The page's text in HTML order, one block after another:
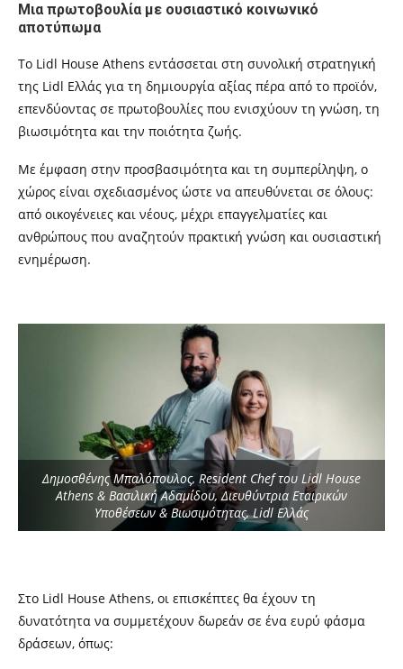
Μια πρωτοβουλία με ουσιαστικό κοινωνικό
αποτύπωμα
Το Lidl House Athens εντάσσεται στη συνολική στρατηγική
της Lidl Ελλάς για τη δημιουργία αξίας πέρα από το προϊόν,
επενδύοντας σε πρωτοβουλίες που ενισχύουν τη γνώση, τη
βιωσιμότητα και την ποιότητα ζωής.
Με έμφαση στην προσβασιμότητα και τη συμπερίληψη, ο
χώρος είναι σχεδιασμένος ώστε να απευθύνεται σε όλους:
από οικογένειες και νέους, μέχρι επαγγελματίες και
ανθρώπους που αναζητούν πρακτική γνώση και ουσιαστική
ενημέρωση.
Δημοσθένης Μπαλόπουλος, Resident Chef του Lidl House
Athens & Βασιλική Αδαμίδου, Διευθύντρια Εταιρικών
Υποθέσεων & Βιωσιμότητας, Lidl Ελλάς
Στο Lidl House Αthens, οι επισκέπτες θα έχουν τη
δυνατότητα να συμμετέχουν δωρεάν σε ένα ευρύ φάσμα
δράσεων, όπως: